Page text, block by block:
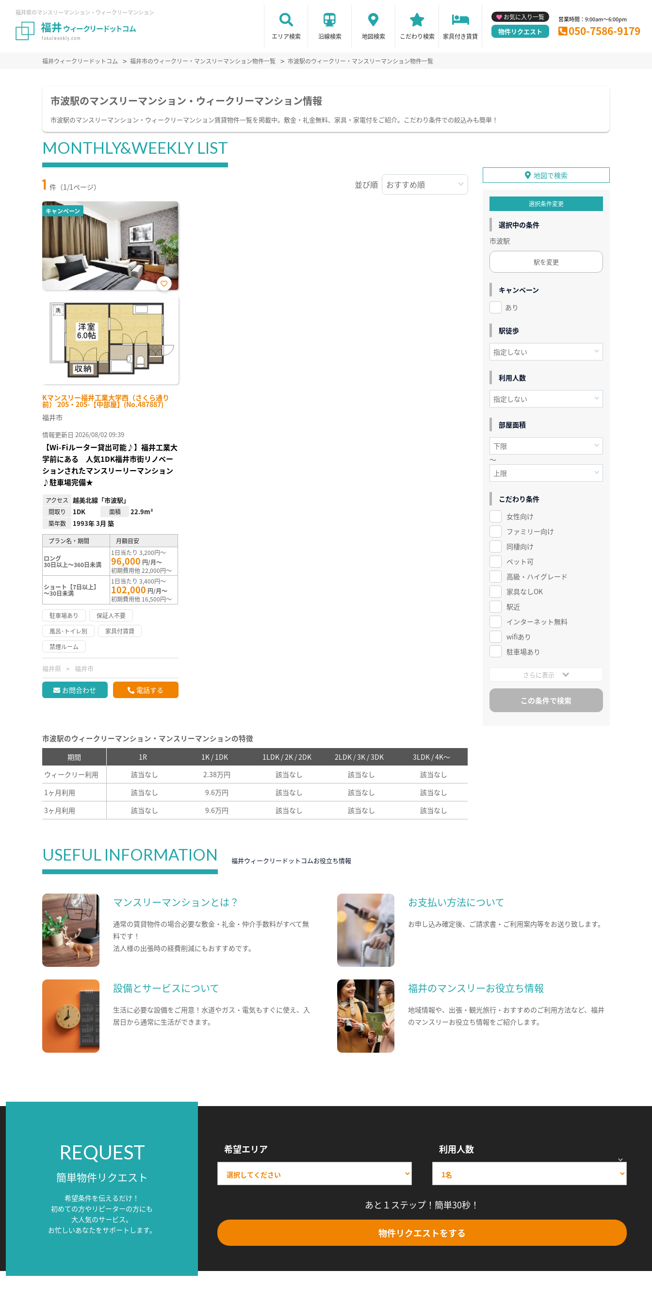
福井県のマンスリーマンション・ウィークリーマンション
エリア検索 沿線検索 地図検索 こだわり検索 家具付き賃貸
お気に入り一覧
物件リクエスト
営業時間：9:00am～6:00pm
050-7586-9179
福井ウィークリードットコム 福井市のウィークリー・マンスリーマンション物件一覧 市波駅のウィークリー・マンスリーマンション物件一覧
市波駅のマンスリーマンション・ウィークリーマンション情報
市波駅のマンスリーマンション・ウィークリーマンション賃貸物件一覧を掲載中。敷金・礼金無料、家具・家電付をご紹介。こだわり条件での絞込みも簡単！
MONTHLY&WEEKLY LIST
1 件（1/1ページ） 並び順
キャンペーン
Kマンスリー福井工業大学西（さくら通り
前） 205・205-【中部屋】(No.487887)
お気
に入
り登
録
福井市
情報更新日 2026/08/02 09:39
【Wi-Fiルーター貸出可能♪】福井工業大
学前にある 人気1DK福井市街リノベー
ションされたマンスリーリーマンション
♪駐車場完備★
アクセス 越美北線「市波駅」
間取り 1DK 面積 22.9m²
築年数 1993年 3月 築
プラン名・期間 月額目安
ロング
30日以上～360日未満
1日当たり 3,200円～
96,000 円/月～
初期費用他 22,000円～
ショート【7日以上】
～30日未満
1日当たり 3,400円～
102,000 円/月～
初期費用他 16,500円～
駐車場あり
保証人不要
風呂･トイレ別
家具付賃貸
禁煙ルーム
福井県 福井市
お問合わせ 電話する
市波駅のウィークリーマンション・マンスリーマンションの特徴
期間 1R 1K / 1DK 1LDK / 2K / 2DK 2LDK / 3K / 3DK
3LDK / 4K～
ウィークリー利用
該当なし 2.38万円 該当なし 該当なし
該当なし
1ヶ月利用
該当なし 9.6万円 該当なし 該当なし
該当なし
3ヶ月利用
該当なし 9.6万円 該当なし 該当なし 該当なし
地図で検索
選択条件変更
選択中の条件
市波駅
駅を変更
キャンペーン
あり
駅徒歩
利用人数
部屋面積
～
こだわり条件
女性向け
ファミリー向け
同棲向け
ペット可
高級・ハイグレード
家具なしOK
駅近
インターネット無料
wifiあり
駐車場あり
さらに表示
USEFUL INFORMATION 福井ウィークリードットコムお役立ち情報
マンスリーマンションとは？
通常の賃貸物件の場合必要な敷金・礼金・仲介手数料がすべて無
料です！
法人様の出張時の経費削減にもおすすめです。
お支払い方法について
お申し込み確定後、ご請求書・ご利用案内等をお送り致します。
設備とサービスについて
生活に必要な設備をご用意！水道やガス・電気もすぐに使え、入
居日から通常に生活ができます。
福井のマンスリーお役立ち情報
地域情報や、出張・観光旅行・おすすめのご利用方法など、福井
のマンスリーお役立ち情報をご紹介します。
REQUEST
簡単物件リクエスト
希望条件を伝えるだけ！
初めての方やリピーターの方にも
大人気のサービス。
お忙しいあなたをサポートします。
希望エリア 利用人数
あと１ステップ！簡単30秒！
物件リクエストをする